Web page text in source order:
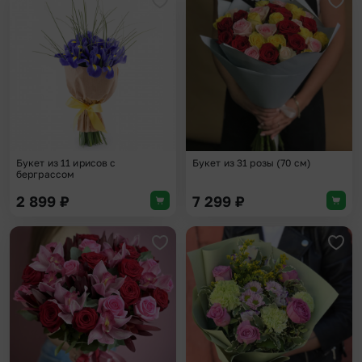
Добавить в избранное
Букет из 11 ирисов с
берграссом
2 899 ₽
Букет из 31 розы (70 см)
7 299 ₽
Добавить в избранное